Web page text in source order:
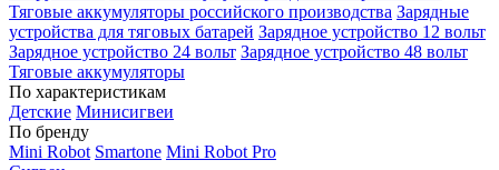
Тяговые аккумуляторы российского производства Зарядные
устройства для тяговых батарей Зарядное устройство 12 вольт
Зарядное устройство 24 вольт Зарядное устройство 48 вольт
Тяговые аккумуляторы
По характеристикам
Детские Минисигвеи
По бренду
Mini Robot Smartone Mini Robot Pro